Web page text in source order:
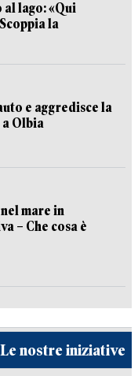
lago: «Qui
la
e aggredisce la
Olbia
mare in
– Che cosa è
Le nostre iniziative